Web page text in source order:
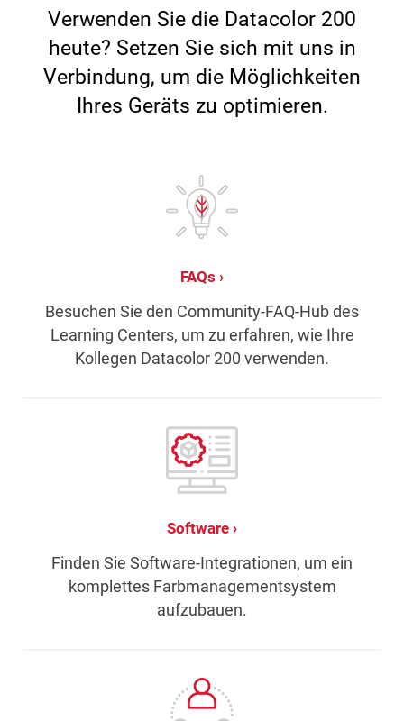
Verwenden Sie die Datacolor 200
heute? Setzen Sie sich mit uns in
Verbindung, um die Möglichkeiten
Ihres Geräts zu optimieren.
FAQs
Besuchen Sie den Community-FAQ-Hub des
Learning Centers, um zu erfahren, wie Ihre
Kollegen Datacolor 200 verwenden.
Software
Finden Sie Software-Integrationen, um ein
komplettes Farbmanagementsystem
aufzubauen.